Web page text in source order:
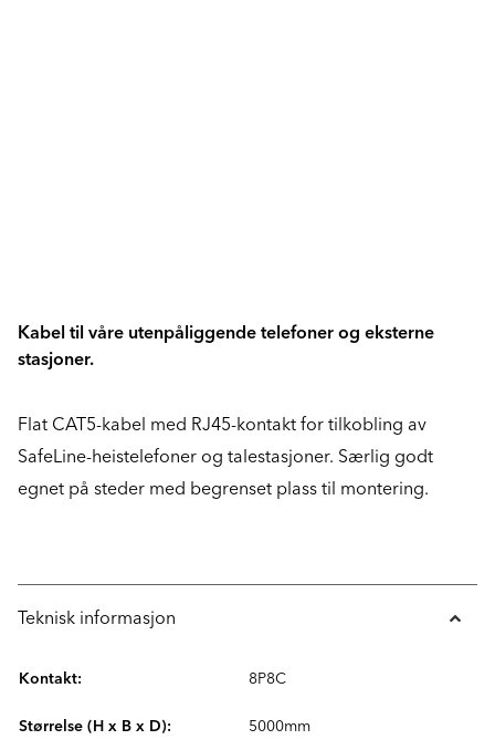
Kabel til våre utenpåliggende telefoner og eksterne
stasjoner.
Flat CAT5-kabel med RJ45-kontakt for tilkobling av
SafeLine-heistelefoner og talestasjoner. Særlig godt
egnet på steder med begrenset plass til montering.
Teknisk informasjon
Kontakt: 8P8C
Størrelse (H x B x D): 5000mm